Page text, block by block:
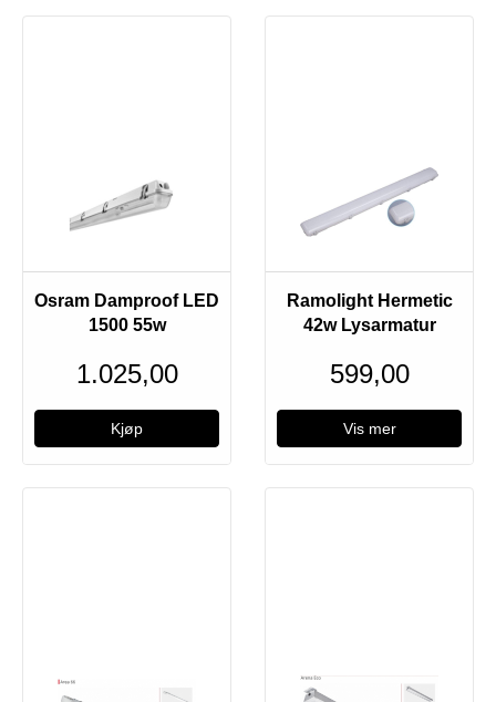
Osram Damproof LED
1500 55w
1.025,00
Ramolight Hermetic
42w Lysarmatur
599,00
Vis mer